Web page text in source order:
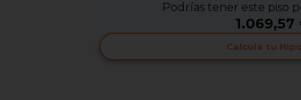
Podrías tener este piso
1.069,57
Calcula tu